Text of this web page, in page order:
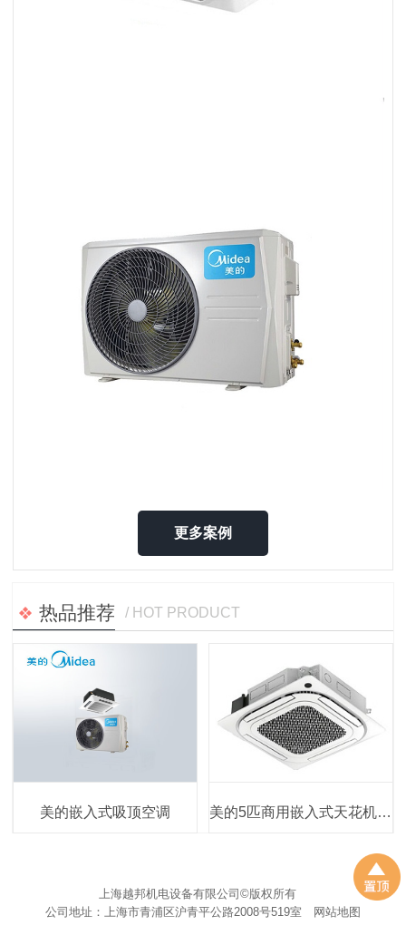
更多案例
热品推荐 / HOT PRODUCT
美的嵌入式吸顶空调 美的5匹商用嵌入式天花机RFD-120QW变频冷暖新能效380V 低温制热
上海越邦机电设备有限公司©版权所有
公司地址：上海市青浦区沪青平公路2008号519室
网站地图